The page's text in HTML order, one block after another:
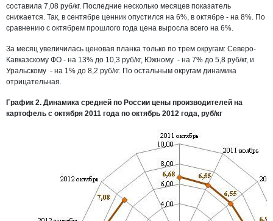
составила 7,08 руб/кг. Последние несколько месяцев показатель
снижается. Так, в сентябре ценник опустился на 6%, в октябре - на 8%. По
сравнению с октябрем прошлого года цена выросла всего на 6%.
За месяц увеличилась ценовая планка только по трем округам: Северо-
Кавказскому ФО - на 13% до 10,3 руб/кг, Южному - на 7% до 5,8 руб/кг, и
Уральскому - на 1% до 8,2 руб/кг. По остальным округам динамика
отрицательная.
График 2. Динамика средней по России цены производителей на
картофель с октября 2011 года по октябрь 2012 года, руб/кг